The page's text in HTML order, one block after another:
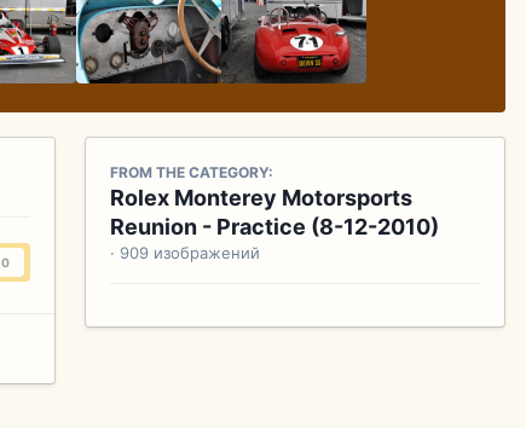
0
FROM THE CATEGORY:
Rolex Monterey Motorsports
Reunion - Practice (8-12-2010)
· 909 изображений